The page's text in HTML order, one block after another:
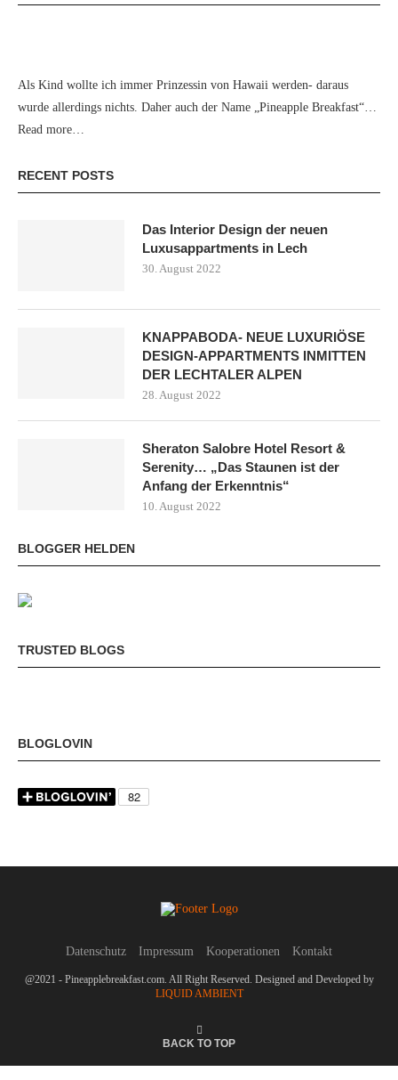
Als Kind wollte ich immer Prinzessin von Hawaii werden- daraus
wurde allerdings nichts. Daher auch der Name „Pineapple Breakfast“…
Read more…
RECENT POSTS
Das Interior Design der neuen
Luxusappartments in Lech
30. August 2022
KNAPPABODA- NEUE LUXURIÖSE
DESIGN-APPARTMENTS INMITTEN
DER LECHTALER ALPEN
28. August 2022
Sheraton Salobre Hotel Resort &
Serenity… „Das Staunen ist der
Anfang der Erkenntnis“
10. August 2022
BLOGGER HELDEN
TRUSTED BLOGS
BLOGLOVIN
Datenschutz Impressum Kooperationen Kontakt
@2021 - Pineapplebreakfast.com. All Right Reserved. Designed and Developed by
LIQUID AMBIENT
BACK TO TOP